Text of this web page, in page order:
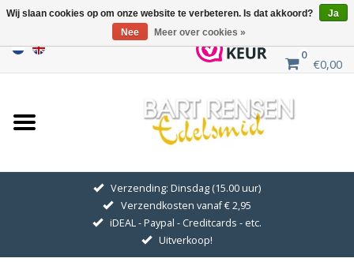
0
€0,00
Home
Uitverkoop
GOUDEN SYMBOLEN
Hanger Kettingen
Verzending: Dinsdag (15.00 uur)
Verzendkosten vanaf € 2,95
iDEAL - Paypal - Creditcards - etc.
Uitverkoop!
Wij slaan cookies op om onze website te verbeteren. Is dat akkoord?
Ja
Nee
Meer over cookies »